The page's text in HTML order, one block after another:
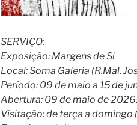
SERVIÇO:
Exposição: Margens de Si
Local: Soma Galeria (R.Mal.
Período: 09 de maio a 15 de
Abertura: 09 de maio de
Visitação: de terça a